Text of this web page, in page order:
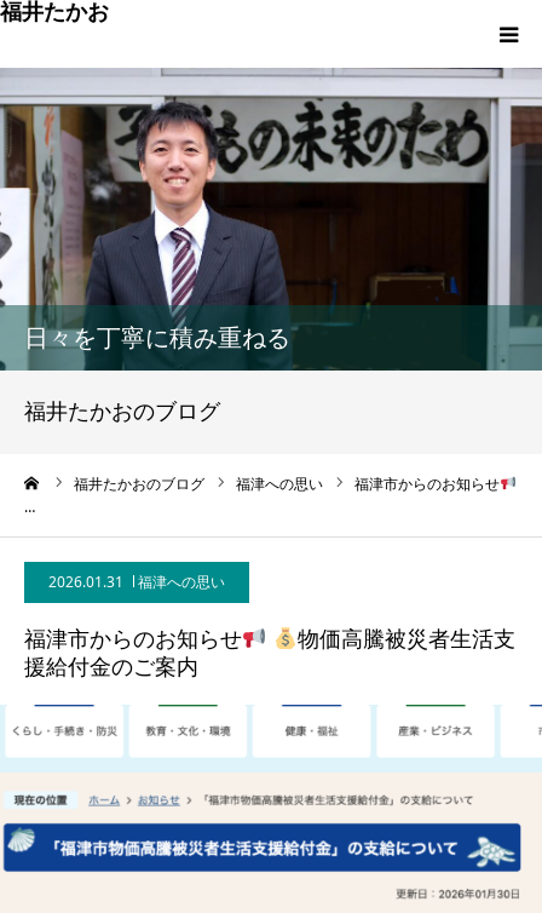
福井たかお
日々を丁寧に積み重ねる
福井たかおのブログ
福井たかおのブログ 福津への思い
福津市からのお知らせ
…
2026.01.31 福津への思い
福津市からのお知らせ
物価高騰被災者生活支
援給付金のご案内
福津への想いと実績
重点政策と市役所活性化策
プロフィール
市政方針ーまちの未来を再設計ー